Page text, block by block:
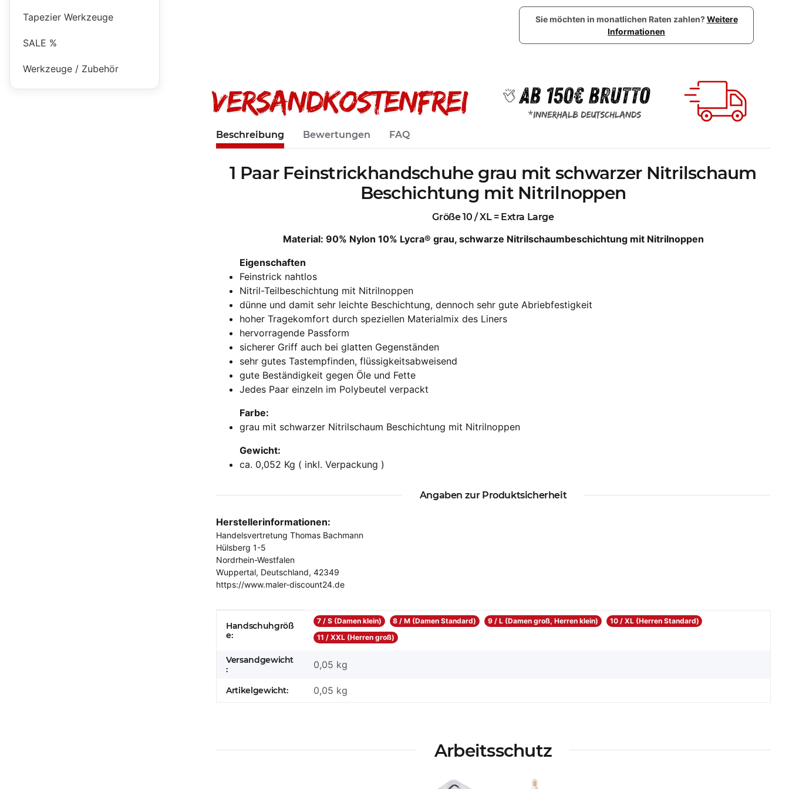
Sie möchten in monatlichen Raten zahlen?Weitere
Informationen
Beschreibung Bewertungen FAQ
1 Paar Feinstrickhandschuhe grau mit schwarzer Nitrilschaum
Beschichtung mit Nitrilnoppen
Größe 10 / XL = Extra Large
Material: 90% Nylon 10% Lycra® grau, schwarze Nitrilschaumbeschichtung mit Nitrilnoppen
Eigenschaften
Feinstrick nahtlos
Nitril-Teilbeschichtung mit Nitrilnoppen
dünne und damit sehr leichte Beschichtung, dennoch sehr gute Abriebfestigkeit
hoher Tragekomfort durch speziellen Materialmix des Liners
hervorragende Passform
sicherer Griff auch bei glatten Gegenständen
sehr gutes Tastempfinden, flüssigkeitsabweisend
gute Beständigkeit gegen Öle und Fette
Jedes Paar einzeln im Polybeutel verpackt
Farbe:
grau mit schwarzer Nitrilschaum Beschichtung mit Nitrilnoppen
Gewicht:
ca. 0,052 Kg ( inkl. Verpackung )
Angaben zur Produktsicherheit
Herstellerinformationen:
Handelsvertretung Thomas Bachmann
Hülsberg 1-5
Nordrhein-Westfalen
Wuppertal, Deutschland, 42349
https://www.maler-discount24.de
Produkteigenschaft
Wert
Handschuhgröß
e:
7 / S (Damen klein) 8 / M (Damen Standard) 9 / L (Damen groß, Herren klein)
10 / XL (Herren Standard)
11 / XXL (Herren groß)
Versandgewicht
:
0,05 kg
Artikelgewicht: 0,05 kg
Arbeitsschutz
Tapezier Werkzeuge
SALE %
Werkzeuge / Zubehör